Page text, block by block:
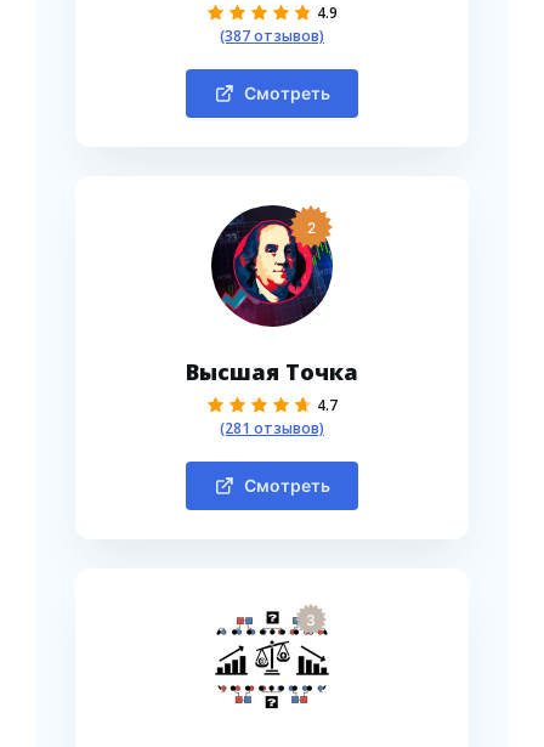
4.9
(387 отзывов)
Смотреть
2
Высшая Точка
4.7
(281 отзывов)
Смотреть
3